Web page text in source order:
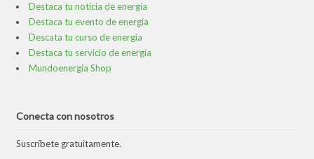
Destaca tu noticia de energía
Destaca tu evento de energía
Descata tu curso de energía
Destaca tu servicio de energía
Mundoenergia Shop
Conecta con nosotros
Suscríbete gratuitamente.